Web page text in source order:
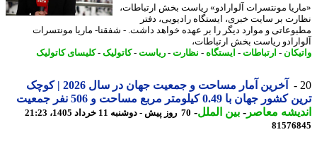
مونتسرات آلوارادو» ریاست بخش ارتباطات،
بر سایت خبری، ایستگاه رادیویی، دفتر
و موارد دیگر را بر عهده خواهد داشت. - شفقنا- ماریا مونتسرات
ریاست بخش ارتباطات،
-ارتباطات-ایستگاه-نظارت- ریاست-کاتولیک-کلیسای کاتولیک
آخرین آمار مساحت و جمعیت جهان در سال 2026 | کوچک
جهان با 0.49 کیلومتر مربع مساحت و 506 نفر جمعیت
معاصر-بین الملل-70 روز پیش - دوشنبه 11 خرداد 1405، 21:23